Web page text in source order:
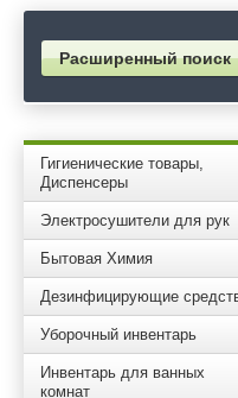
Расширенный поиск
Гигиенические товары,
Диспенсеры
Электросушители для рук
Бытовая Химия
Дезинфицирующие
Уборочный инвентарь
Инвентарь для ванных
комнат